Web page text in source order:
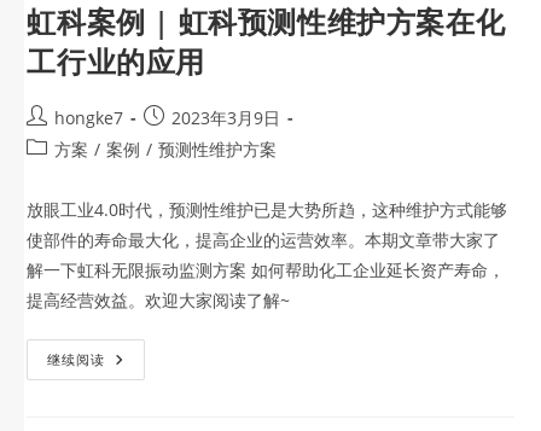
虹科案例 | 虹科预测性维护方案在化
工行业的应用
hongke7
2023年3月9日
方案 / 案例 / 预测性维护方案
放眼工业4.0时代，预测性维护已是大势所趋，这种维护方式能够
使部件的寿命最大化，提高企业的运营效率。本期文章带大家了
解一下虹科无限振动监测方案 如何帮助化工企业延长资产寿命，
提高经营效益。欢迎大家阅读了解~
继续阅读